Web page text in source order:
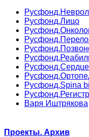
Русфонд.Лицо
Русфонд.Сердце
Русфонд.Spina
Русфонд.Регистр
Варя Иштрякова
Проекты. Архив